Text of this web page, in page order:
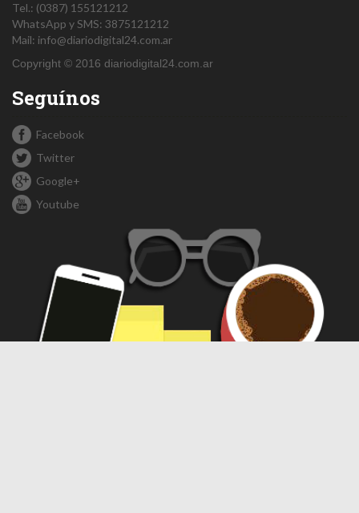
Tel.: (0387) 155121212
WhatsApp y SMS: 3875121212
Mail: info@diariodigital24.com.ar
Copyright © 2016 diariodigital24.com.ar
Seguínos
Facebook
Twitter
Google+
Youtube